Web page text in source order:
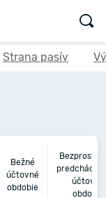
Strana pasív
Bežné
účtovné
obdobie
účtovné
obdobie